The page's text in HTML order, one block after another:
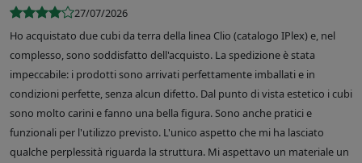
27/07/2026
Ho acquistato due cubi da terra della linea Clio (catalogo IPlex) e, nel
complesso, sono soddisfatto dell'acquisto. La spedizione è stata
impeccabile: i prodotti sono arrivati perfettamente imballati e in
condizioni perfette, senza alcun difetto. Dal punto di vista estetico i cubi
sono molto carini e fanno una bella figura. Sono anche pratici e
funzionali per l'utilizzo previsto. L'unico aspetto che mi ha lasciato
qualche perplessità riguarda la struttura. Mi aspettavo un materiale un